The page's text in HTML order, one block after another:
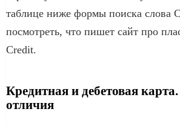
таблице ниже формы поиска слова
посмотреть, что пишет сайт про
Credit.
Кредитная и дебетовая
отличия